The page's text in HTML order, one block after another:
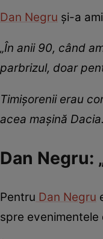
Dan Negru și-a
„În anii 90, când
parbrizul, doar
Timișorenii erau
acea mașină
Dan Negru:
Pentru Dan Negru
spre